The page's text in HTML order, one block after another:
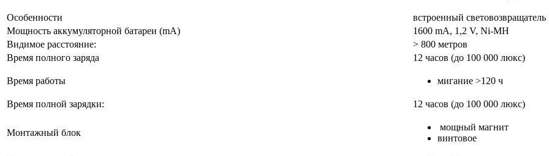
Особенности
встроенный световозвращатель
Мощность аккумуляторной батареи (mA)
1600 mA, 1,2 V, Ni-MH
Видимое расстояние:
> 800 метров
Время полного заряда
12 часов (до 100 000 люкс)
Время работы мигание >120 ч
Время полной зарядки: 12 часов (до 100 000 люкс)
Монтажный блок
мощный магнит
винтовое